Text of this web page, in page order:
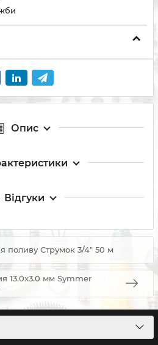
Опис
Відгуки
поливу Струмок 3/4" 50 м
13.0х3.0 мм Symmer